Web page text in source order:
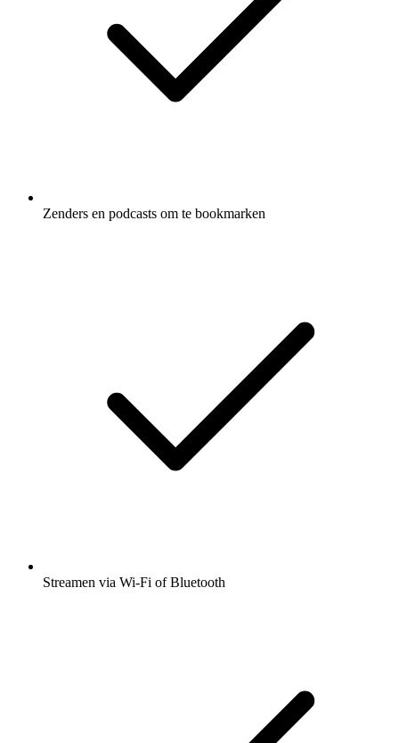
Zenders en podcasts om te bookmarken
Streamen via Wi-Fi of Bluetooth